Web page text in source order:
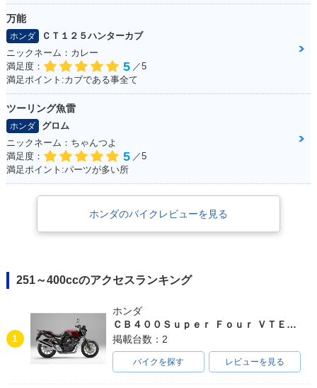
万能
ホンダ
ＣＴ１２５ハンターカブ
ニックネーム：カレー
満足度：
5 ／5
満足ポイント:カブである事全て
ツーリング魚雷
ホンダ
グロム
ニックネーム：ちゃんつよ
満足度：
5 ／5
満足ポイント:パーツが多い所
ホンダのバイクレビューを見る
251～400ccのアクセスランキング
1
ホンダ
ＣＢ４００Ｓｕｐｅｒ Ｆｏｕｒ ＶＴＥＣ ＳＰＥＣ３
掲載台数：2
バイクを探す レビューを見る